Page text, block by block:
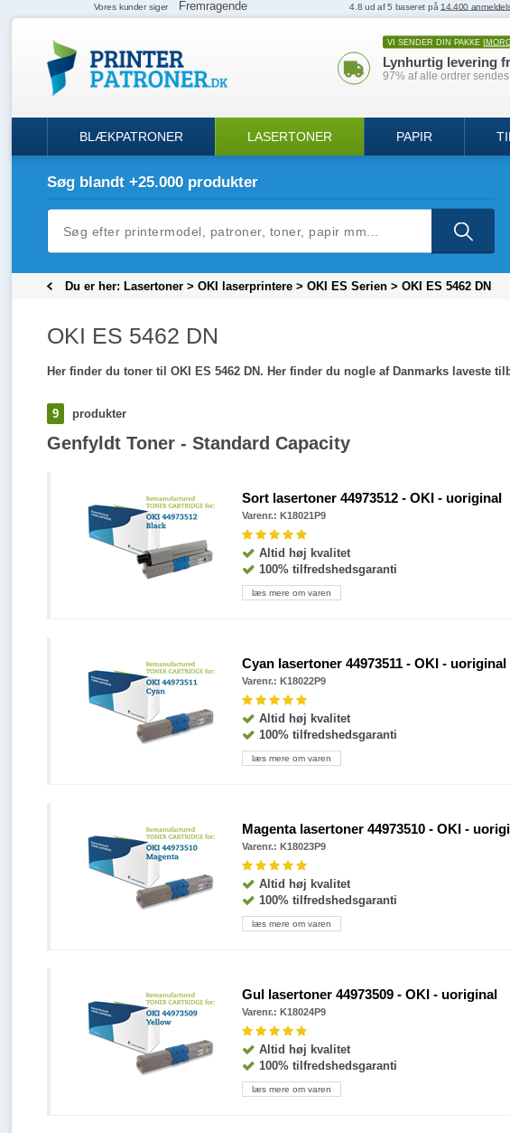
VI SENDER DIN PAKKE
Lynhurtig levering
97% af alle ordrer
BLÆKPATRONER LASERTONER PAPIR
Søg blandt +25.000 produkter
Du er her: Lasertoner> OKI laserprintere> OKI ES Serien> OKI ES 5462 DN
OKI ES 5462 DN
Her finder du toner til OKI ES 5462 DN. Her finder du nogle af Danmarks laveste
9 produkter
Genfyldt Toner - Standard Capacity
Sort lasertoner 44973512 - OKI - uoriginal
Varenr.: K18021P9
Altid høj kvalitet
100% tilfredshedsgaranti
læs mere om varen
Cyan lasertoner 44973511 - OKI - uoriginal
Varenr.: K18022P9
Altid høj kvalitet
100% tilfredshedsgaranti
læs mere om varen
Magenta lasertoner 44973510 - OKI -
Varenr.: K18023P9
Altid høj kvalitet
100% tilfredshedsgaranti
læs mere om varen
Gul lasertoner 44973509 - OKI - uoriginal
Varenr.: K18024P9
Altid høj kvalitet
100% tilfredshedsgaranti
læs mere om varen